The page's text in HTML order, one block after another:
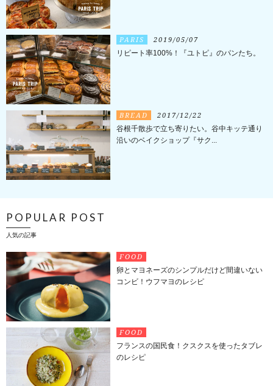
PARIS 2019/05/07
リピート率100%！『ユトピ』のパンたち。
BREAD 2017/12/22
谷根千散歩で立ち寄りたい。谷中キッテ通り
沿いのベイクショップ『サク...
POPULAR POST
人気の記事
FOOD
卵とマヨネーズのシンプルだけど間違いない
コンビ！ウフマヨのレシピ
FOOD
フランスの国民食！クスクスを使ったタブレ
のレシピ